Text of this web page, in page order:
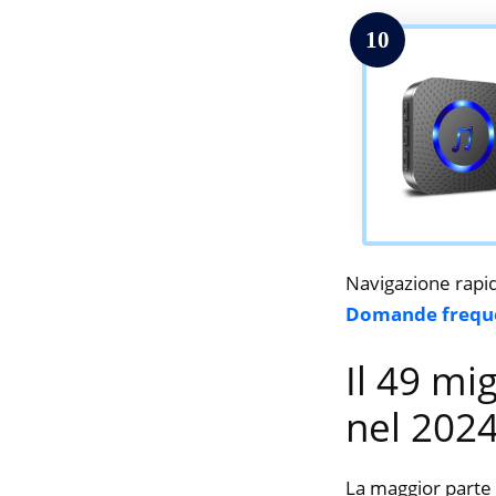
10
Navigazione
Domande
Il 49
nel
La maggior